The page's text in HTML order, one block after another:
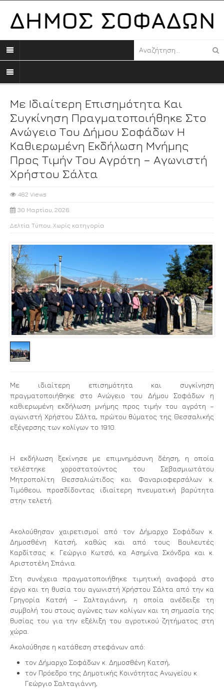
Με Ιδιαίτερη Επισημότητα Και
Συγκίνηση Πραγματοποιήθηκε Στο
Ανώγειο Του Δήμου Σοφάδων Η
Καθιερωμένη Εκδήλωση Μνήμης
Προς Τιμήν Του Αγρότη – Αγωνιστή
Χρήστου Σάλτα
462 Views
30 Μαρτίου, 2026
Δελτία Τύπου Χωρίς κατηγορία
Με ιδιαίτερη επισημότητα και συγκίνηση
πραγματοποιήθηκε στο Ανώγειο του Δήμου Σοφάδων η
καθιερωμένη εκδήλωση μνήμης προς τιμήν του αγρότη –
αγωνιστή Χρήστου Σάλτα, πρώτου θύματος της Θεσσαλικής
εξέγερσης των κολίγων το 1910.
Η εκδήλωση ξεκίνησε με επιμνημόσυνη δέηση, η οποία
τελέστηκε χοροστατούντος του Σεβασμιωτάτου
Μητροπολίτη Θεσσαλιώτιδος και Φαναριοφερσάλων κ.
Τιμόθεου, προσδίδοντας ιδιαίτερη πνευματική βαρύτητα
στην τελετή.
Ακολούθησαν χαιρετισμοί από τον Δήμαρχο Σοφάδων κ.
Δημοσθένη Κατσή, καθώς και από τους Βουλευτές
Καρδίτσας κ. Γεώργιο Κωτσό, κα Ασημίνα Σκόνδρα και κ.
Αριστοτέλη Σπάνια.
Στη συνέχεια πραγματοποιήθηκε τιμητική αναφορά στο
έργο και τη θυσία του αγωνιστή Χρήστου Σάλτα από την κα
Γρηγορία Κατσή – Σαλταγιάννη, η οποία ανέδειξε τη
συμβολή του στους αγώνες των κολίγων και τη σημασία της
θυσίας του για την εξέλιξη του αγροτικού ζητήματος στη
χώρα.
Ακολούθησε η κατάθεση στεφάνων από:
τον Δήμαρχο Σοφάδων κ. Δημοσθένη Κατσή,
τον Πρόεδρο της Δημοτικής Κοινότητας Ανωγείου κ.
Γεώργιο Σαλταγιάννη,